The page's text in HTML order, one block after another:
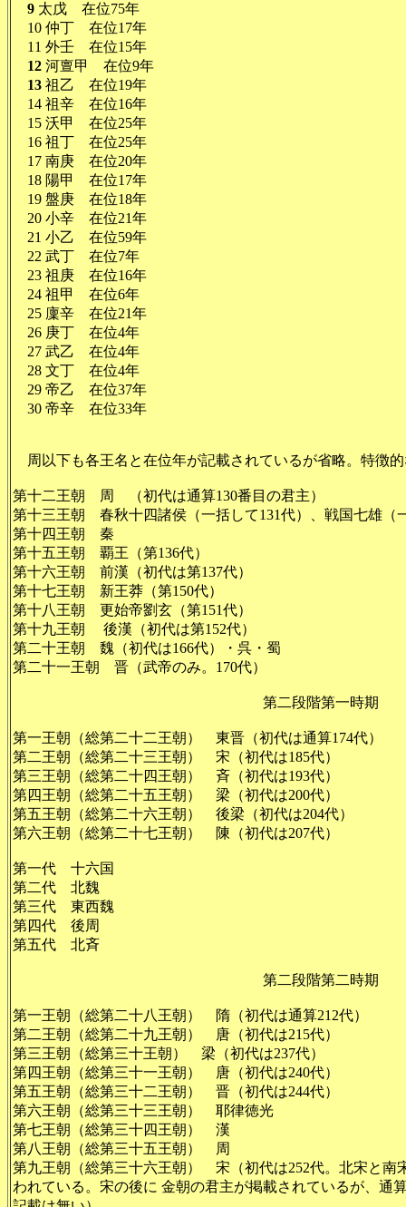
9 太戊 在位75年
10 仲丁 在位17年
11 外壬 在位15年
12 河亶甲 在位9年
13 祖乙 在位19年
14 祖辛 在位16年
15 沃甲 在位25年
16 祖丁 在位25年
17 南庚 在位20年
18 陽甲 在位17年
19 盤庚 在位18年
20 小辛 在位21年
21 小乙 在位59年
22 武丁 在位7年
23 祖庚 在位16年
24 祖甲 在位6年
25 廩辛 在位21年
26 庚丁 在位4年
27 武乙 在位4年
28 文丁 在位4年
29 帝乙 在位37年
30 帝辛 在位33年
周以下も各王名と在位年が記載されているが省略。特徴
第十二王朝 周 （初代は通算130番目の君主）
第十三王朝 春秋十四諸侯（一括して131代）、戦国七雄（
第十四王朝 秦
第十五王朝 覇王（第136代）
第十六王朝 前漢（初代は第137代）
第十七王朝 新王莽（第150代）
第十八王朝 更始帝劉玄（第151代）
第十九王朝 後漢（初代は第152代）
第二十王朝 魏（初代は166代）・呉・蜀
第二十一王朝 晋（武帝のみ。170代）
第二段階第一時期
第一王朝（総第二十二王朝） 東晋（初代は通算174代）
第二王朝（総第二十三王朝） 宋（初代は185代）
第三王朝（総第二十四王朝） 斉（初代は193代）
第四王朝（総第二十五王朝） 梁（初代は200代）
第五王朝（総第二十六王朝） 後梁（初代は204代）
第六王朝（総第二十七王朝） 陳（初代は207代）
第一代 十六国
第二代 北魏
第三代 東西魏
第四代 後周
第五代 北斉
第二段階第二時期
第一王朝（総第二十八王朝） 隋（初代は通算212代）
第二王朝（総第二十九王朝） 唐（初代は215代）
第三王朝（総第三十王朝） 梁（初代は237代）
第四王朝（総第三十一王朝） 唐（初代は240代）
第五王朝（総第三十二王朝） 晋（初代は244代）
第六王朝（総第三十三王朝） 耶律徳光
第七王朝（総第三十四王朝） 漢
第八王朝（総第三十五王朝） 周
第九王朝（総第三十六王朝） 宋（初代は252代。北宋と南
われている。宋の後に 金朝の君主が掲載されているが、通